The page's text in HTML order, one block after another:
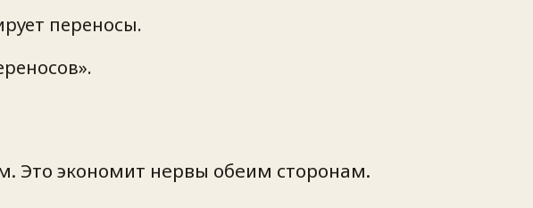
переносы.
Это экономит нервы обеим сторонам.